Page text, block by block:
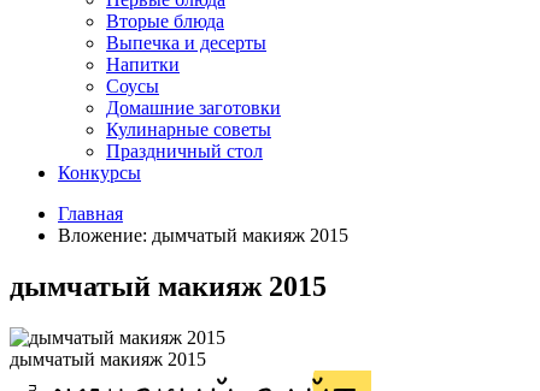
Вторые блюда
Выпечка и десерты
Напитки
Соусы
Домашние заготовки
Кулинарные советы
Праздничный стол
Конкурсы
Главная
Вложение: дымчатый макияж 2015
дымчатый макияж 2015
дымчатый макияж 2015